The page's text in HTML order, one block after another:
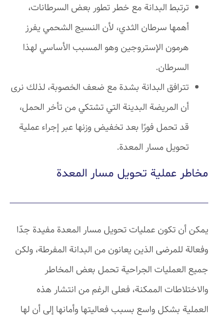
ترتبط البدانة مع خطر تطور بعض السرطانات،
أهمها سرطان الثدي، لأن النسيج الشحمي يفرز
هرمون الإستروجين وهو المسبب الأساسي لهذا
السرطان.
تترافق البدانة بشدة مع ضعف الخصوبة، لذلك نرى
أن المريضة البدينة التي تشتكي من تأخر الحمل،
قد تحمل فورًا بعد تخفيض وزنها عبر إجراء عملية
تحويل مسار المعدة.
مخاطر عملية تحويل مسار المعدة
يمكن أن تكون عمليات تحويل مسار المعدة مفيدة جدّا
وفعالة للمرضى الذين يعانون من البدانة المفرطة، ولكن
جميع العمليات الجراحية تحمل بعض المخاطر
والاختلاطات الممكنة، فعلى الرغم من انتشار هذه
العملية بشكل واسع بسبب فعاليتها وأمانها إلى أن لها